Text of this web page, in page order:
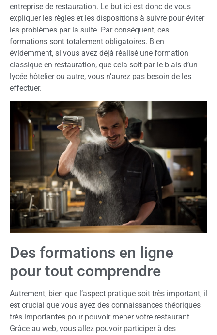
entreprise de restauration. Le but ici est donc de vous
expliquer les règles et les dispositions à suivre pour éviter
les problèmes par la suite. Par conséquent, ces
formations sont totalement obligatoires. Bien
évidemment, si vous avez déjà réalisé une formation
classique en restauration, que cela soit par le biais d’un
lycée hôtelier ou autre, vous n’aurez pas besoin de les
effectuer.
Des formations en ligne
pour tout comprendre
Autrement, bien que l’aspect pratique soit très important, il
est crucial que vous ayez des connaissances théoriques
très importantes pour pouvoir mener votre restaurant.
Grâce au web, vous allez pouvoir participer à des